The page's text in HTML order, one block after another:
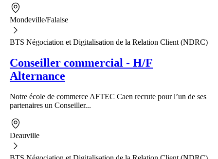
Mondeville/Falaise
BTS Négociation et Digitalisation de la Relation Client (NDRC)
Conseiller commercial - H/F
Alternance
Notre école de commerce AFTEC Caen recrute pour l’un de ses
partenaires un Conseiller...
Deauville